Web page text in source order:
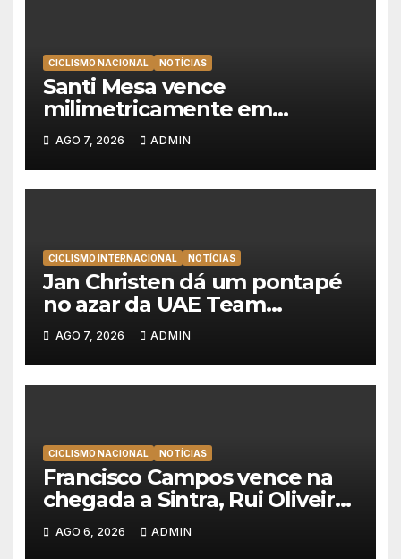
CICLISMO NACIONAL NOTÍCIAS
Santi Mesa vence
milimetricamente em
Albufeira, Rui Oliveira
mantém a amarela da Volta a
Portugal
AGO 7, 2026 ADMIN
CICLISMO INTERNACIONAL NOTÍCIAS
Jan Christen dá um pontapé
no azar da UAE Team
Emirates e vence na Volta a
Polónia
AGO 7, 2026 ADMIN
CICLISMO NACIONAL NOTÍCIAS
Francisco Campos vence na
chegada a Sintra, Rui Oliveira
veste de amarelo na Volta a
Portugal
AGO 6, 2026 ADMIN